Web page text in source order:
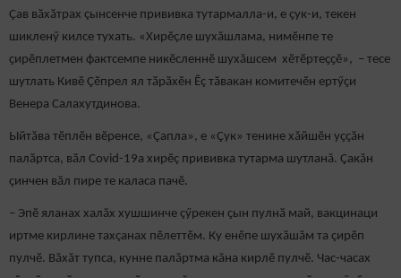
Ҫав вӑхӑтрах çынсенче прививка тутармалла-и, е çук-и, текен
шикленӳ килсе тухать. «Хирӗçле шухăшлама, нимӗнпе те
ҫирӗплетмен фактсемпе никӗсленнӗ шухăшсем хӗтӗртеҫҫӗ», – тесе
шутлать Кивӗ Ҫӗпрел ял тӑрӑхӗн Ӗç тӑвакан комитечӗн ертӳҫи
Венера Салахутдинова.
Ыйтӑва тӗплӗн вӗренсе, «Çапла», е «Çук» тенине хăйшӗн уҫҫӑн
палӑртса, вӑл Covid-19а хирӗç прививка тутарма шутланă. Çакăн
ҫинчен вӑл пире те каласа пачӗ.
– Эпӗ яланах халăх хушшинче çӳрекен ҫын пулнӑ май, вакцинаци
иртме кирлине тахçанах пӗлеттӗм. Ку енӗпе шухăшăм та çирӗп
пулчӗ. Вăхăт тупса, кунне палăртма кăна кирлӗ пулчӗ. Час-часах